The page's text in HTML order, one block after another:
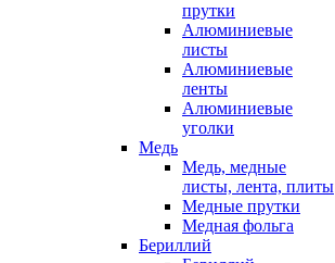
прутки
Алюминиевые
листы
Алюминиевые
ленты
Алюминиевые
уголки
Медь
Медь, медные
листы, лента, плиты
Медные прутки
Медная фольга
Бериллий